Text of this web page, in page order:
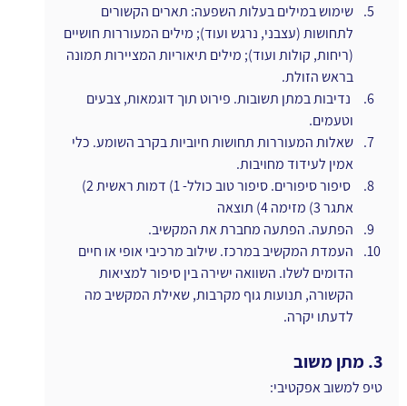
שימוש במילים בעלות השפעה: תארים הקשורים
לתחושות (עצבני, נרגש ועוד); מילים המעוררות חושיים
(ריחות, קולות ועוד); מילים תיאוריות המציירות תמונה
בראש הזולת.
נדיבות במתן תשובות. פירוט תוך דוגמאות, צבעים
וטעמים.
שאלות המעוררות תחושות חיוביות בקרב השומע. כלי
אמין לעידוד מחויבות.
סיפור סיפורים. סיפור טוב כולל- 1) דמות ראשית 2)
אתגר 3) מזימה 4) תוצאה
הפתעה. הפתעה מחברת את המקשיב.
העמדת המקשיב במרכז. שילוב מרכיבי אופי או חיים
הדומים לשלו. השוואה ישירה בין סיפור למציאות
הקשורה, תנועות גוף מקרבות, שאילת המקשיב מה
לדעתו יקרה.
3. מתן משוב
טיפ למשוב אפקטיבי: